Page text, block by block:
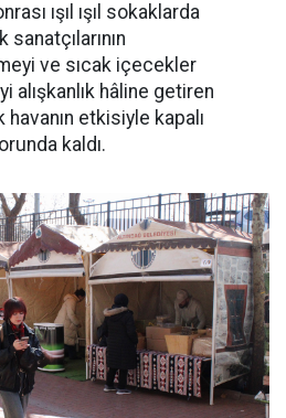
ışıl ışıl sokaklarda
ve sıcak içecekler
alışkanlık hâline getiren
havanın etkisiyle kapalı
kaldı.